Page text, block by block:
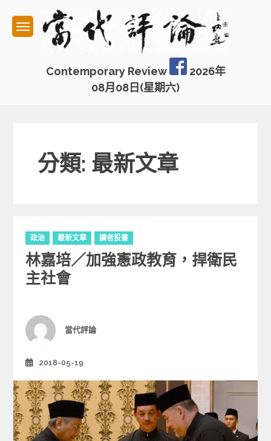
content
Contemporary Review
2026年
08月08日(星期六)
分類: 最新文章
C
a
t
e
g
i
e
政治 最新文章 讀者投書
林嘉培／加強憲政教育，捍衛民
主社會
Author
當代評論
2018-05-19